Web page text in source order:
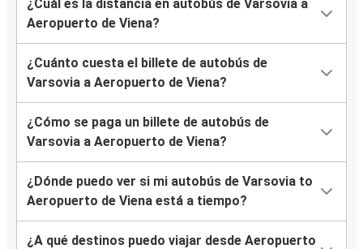
¿Cuál es la distancia en autobús de Varsovia a
Aeropuerto de Viena?
¿Cuánto cuesta el billete de autobús de
Varsovia a Aeropuerto de Viena?
¿Cómo se paga un billete de autobús de
Varsovia a Aeropuerto de Viena?
¿Dónde puedo ver si mi autobús de Varsovia to
Aeropuerto de Viena está a tiempo?
¿A qué destinos puedo viajar desde Aeropuerto